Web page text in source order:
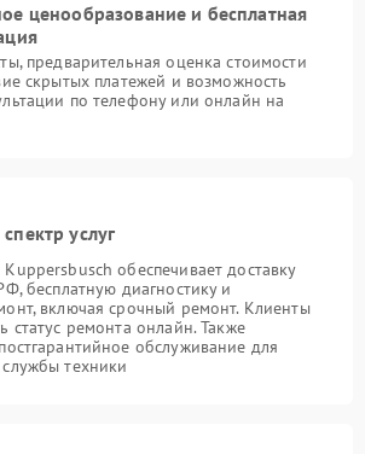
ценообразование и бесплатная
предварительная оценка стоимости
скрытых платежей и возможность
по телефону или онлайн на
услуг
обеспечивает доставку
бесплатную диагностику и
включая срочный ремонт. Клиенты
статус ремонта онлайн. Также
обслуживание для
техники